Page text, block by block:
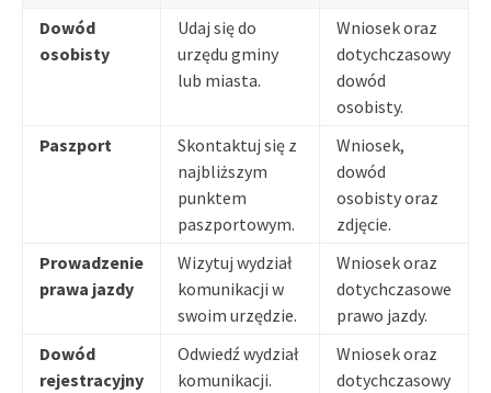
Dowód
osobisty
Udaj się do
urzędu gminy
lub miasta.
Wniosek oraz
dotychczasowy
dowód
osobisty.
Paszport
Skontaktuj się z
najbliższym
punktem
paszportowym.
Wniosek,
dowód
osobisty oraz
zdjęcie.
Prowadzenie
prawa jazdy
Wizytuj wydział
komunikacji w
swoim urzędzie.
Wniosek oraz
dotychczasowe
prawo jazdy.
Dowód
rejestracyjny
Odwiedź wydział
komunikacji.
Wniosek oraz
dotychczasowy